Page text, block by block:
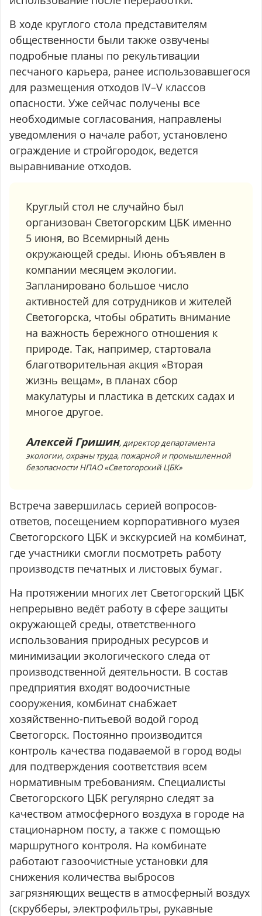
В ходе круглого стола представителям
общественности были также озвучены
подробные планы по рекультивации
песчаного карьера, ранее использовавшегося
для размещения отходов IV–V классов
опасности. Уже сейчас получены все
необходимые согласования, направлены
уведомления о начале работ, установлено
ограждение и стройгородок, ведется
выравнивание отходов.
Круглый стол не случайно был
организован Светогорским ЦБК именно
5 июня, во Всемирный день
окружающей среды. Июнь объявлен в
компании месяцем экологии.
Запланировано большое число
активностей для сотрудников и жителей
Светогорска, чтобы обратить внимание
на важность бережного отношения к
природе. Так, например, стартовала
благотворительная акция «Вторая
жизнь вещам», в планах сбор
макулатуры и пластика в детских садах и
многое другое.
Алексей Гришин, директор департамента
экологии, охраны труда, пожарной и промышленной
безопасности НПАО «Светогорский ЦБК»
Встреча завершилась серией вопросов-
ответов, посещением корпоративного музея
Светогорского ЦБК и экскурсией на комбинат,
где участники смогли посмотреть работу
производств печатных и листовых бумаг.
На протяжении многих лет Светогорский ЦБК
непрерывно ведёт работу в сфере защиты
окружающей среды, ответственного
использования природных ресурсов и
минимизации экологического следа от
производственной деятельности. В состав
предприятия входят водоочистные
сооружения, комбинат снабжает
хозяйственно-питьевой водой город
Светогорск. Постоянно производится
контроль качества подаваемой в город воды
для подтверждения соответствия всем
нормативным требованиям. Специалисты
Светогорского ЦБК регулярно следят за
качеством атмосферного воздуха в городе на
стационарном посту, а также с помощью
маршрутного контроля. На комбинате
работают газоочистные установки для
снижения количества выбросов
загрязняющих веществ в атмосферный воздух
(скрубберы, электрофильтры, рукавные